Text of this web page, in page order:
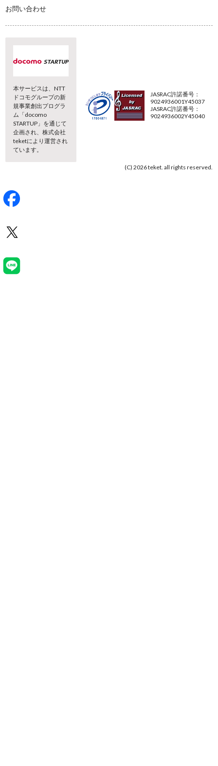
お問い合わせ
本サービスは、NTT
ドコモグループの新
規事業創出プログラ
ム「docomo
STARTUP」を通じて
企画され、株式会社
teketにより運営され
ています。
JASRAC許諾番号：
9024936001Y45037
JASRAC許諾番号：
9024936002Y45040
(C) 2026 teket. all rights reserved.